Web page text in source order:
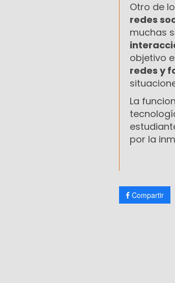
Otro de
redes
muchas
objetivo
redes y
La
por la
Compartir